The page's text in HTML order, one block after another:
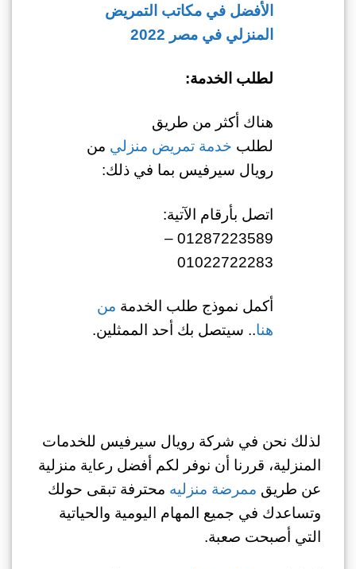
الأفضل في مكاتب التمريض
المنزلي في مصر 2022
لطلب الخدمة:
هناك أكثر من طريق
لطلب خدمة تمريض منزلي من
رويال سيرفيس بما في ذلك:
اتصل بأرقام الآتية:
01287223589 –
01022722283
أكمل نموذج طلب الخدمة من
هنا.. سيتصل بك أحد الممثلين.
لذلك نحن في شركة رويال سيرفيس للخدمات
المنزلية، قررنا أن نوفر لكم أفضل رعاية منزلية
عن طريق ممرضة منزليه محترفة تبقى حولك
وتساعدك في جميع المهام اليومية والحياتية
التي أصبحت صعبة.